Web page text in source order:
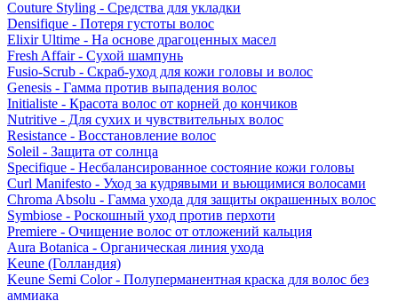
Couture Styling - Средства для укладки
Densifique - Потеря густоты волос
Elixir Ultime - На основе драгоценных масел
Fresh Affair - Сухой шампунь
Fusio-Scrub - Скраб-уход для кожи головы и волос
Genesis - Гамма против выпадения волос
Initialiste - Красота волос от корней до кончиков
Nutritive - Для сухих и чувствительных волос
Resistance - Восстановление волос
Soleil - Защита от солнца
Specifique - Несбалансированное состояние кожи головы
Curl Manifesto - Уход за кудрявыми и вьющимися волосами
Chroma Absolu - Гамма ухода для защиты окрашенных волос
Symbiose - Роскошный уход против перхоти
Premiere - Очищение волос от отложений кальция
Aura Botanica - Органическая линия ухода
Keune (Голландия)
Keune Semi Color - Полуперманентная краска для волос без
аммиака